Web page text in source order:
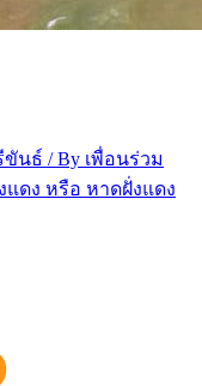
นธ์ / By เพื่อนร่วม
แดง หรือ หาดฝั่งแดง